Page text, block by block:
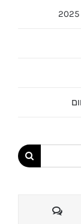
הערות